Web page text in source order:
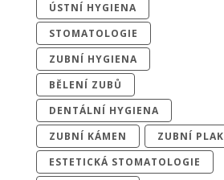
ÚSTNÍ HYGIENA
STOMATOLOGIE
ZUBNÍ HYGIENA
BĚLENÍ ZUBŮ
DENTÁLNÍ HYGIENA
ZUBNÍ KÁMEN
ZUBNÍ PLAK
ESTETICKÁ STOMATOLOGIE